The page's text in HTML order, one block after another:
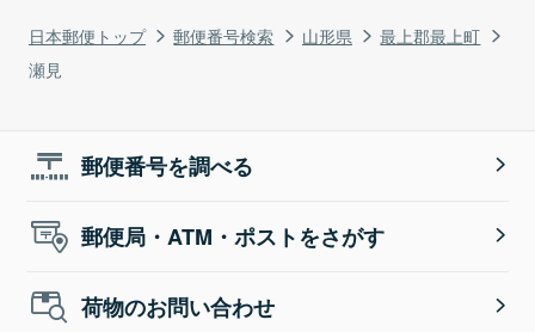
日本郵便トップ 郵便番号検索 山形県
最上郡最上町
瀬見
郵便番号を調べる
郵便局・ATM・ポストをさがす
荷物のお問い合わせ